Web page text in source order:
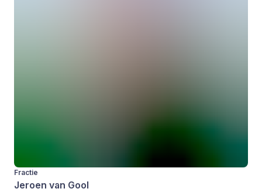
Fractie
Jeroen van Gool